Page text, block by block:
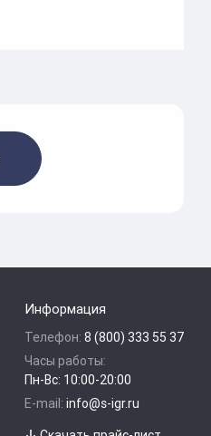
Информация
Телефон: 8 (800) 333 55 37
Часы работы:
Пн-Вс: 10:00-20:00
E-mail: info@s-igr.ru